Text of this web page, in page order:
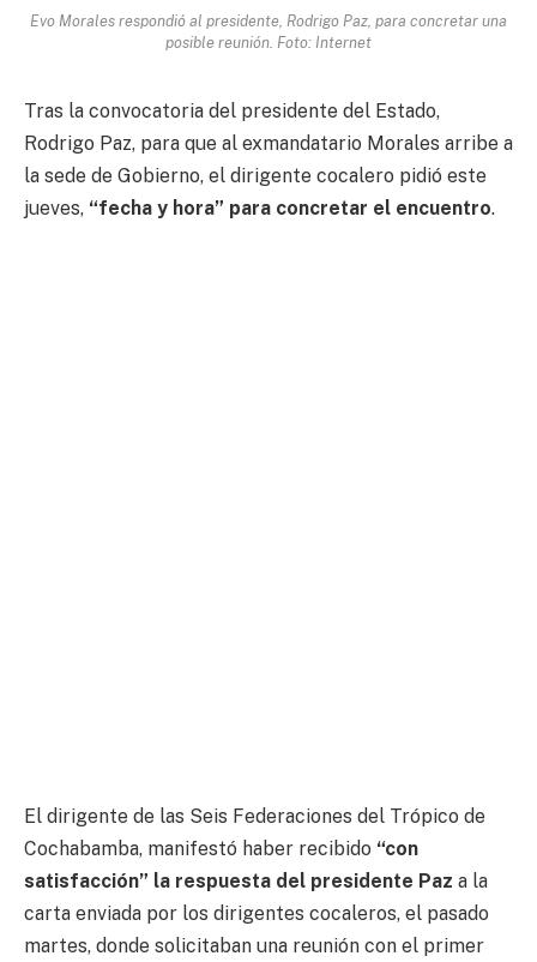
Evo Morales respondió al presidente, Rodrigo Paz, para concretar una
posible reunión. Foto: Internet
Tras la convocatoria del presidente del Estado,
Rodrigo Paz, para que al exmandatario Morales arribe a
la sede de Gobierno, el dirigente cocalero pidió este
jueves, “fecha y hora” para concretar el encuentro.
El dirigente de las Seis Federaciones del Trópico de
Cochabamba, manifestó haber recibido “con
satisfacción” la respuesta del presidente Paz a la
carta enviada por los dirigentes cocaleros, el pasado
martes, donde solicitaban una reunión con el primer